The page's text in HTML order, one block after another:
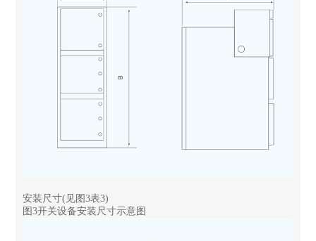
安装尺寸(见图3表3)
图3开关设备安装尺寸示意图